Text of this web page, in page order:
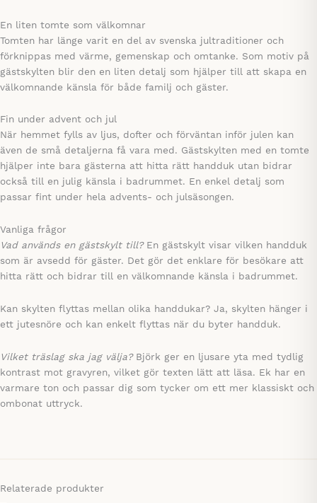
En liten tomte som välkomnar
Tomten har länge varit en del av svenska jultraditioner och
förknippas med värme, gemenskap och omtanke. Som motiv på
gästskylten blir den en liten detalj som hjälper till att skapa en
välkomnande känsla för både familj och gäster.
Fin under advent och jul
När hemmet fylls av ljus, dofter och förväntan inför julen kan
även de små detaljerna få vara med. Gästskylten med en tomte
hjälper inte bara gästerna att hitta rätt handduk utan bidrar
också till en julig känsla i badrummet. En enkel detalj som
passar fint under hela advents- och julsäsongen.
Vanliga frågor
Vad används en gästskylt till? En gästskylt visar vilken handduk
som är avsedd för gäster. Det gör det enklare för besökare att
hitta rätt och bidrar till en välkomnande känsla i badrummet.
Kan skylten flyttas mellan olika handdukar? Ja, skylten hänger i
ett jutesnöre och kan enkelt flyttas när du byter handduk.
Vilket träslag ska jag välja? Björk ger en ljusare yta med tydlig
kontrast mot gravyren, vilket gör texten lätt att läsa. Ek har en
varmare ton och passar dig som tycker om ett mer klassiskt och
ombonat uttryck.
Relaterade produkter